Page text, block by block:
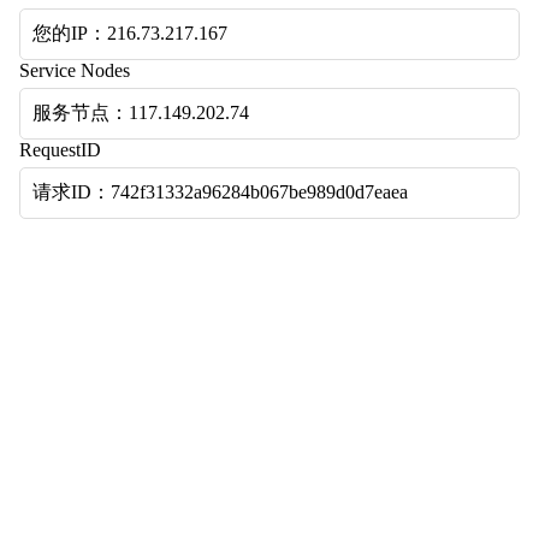
您的IP：216.73.217.167
Service Nodes
服务节点：117.149.202.74
RequestID
请求ID：742f31332a96284b067be989d0d7eaea